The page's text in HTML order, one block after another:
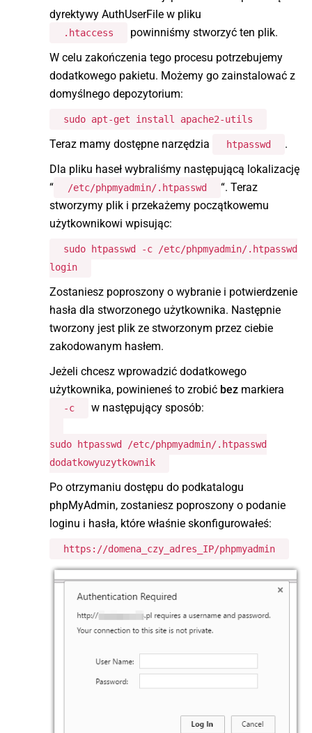
dyrektywy AuthUserFile w pliku
.htaccess
powinniśmy stworzyć ten plik.
W celu zakończenia tego procesu potrzebujemy
dodatkowego pakietu. Możemy go zainstalować z
domyślnego depozytorium:
sudo apt-get install apache2-utils
Teraz mamy dostępne narzędzia htpasswd
.
Dla pliku haseł wybraliśmy następującą lokalizację
“
/etc/phpmyadmin/.htpasswd
“. Teraz
stworzymy plik i przekażemy początkowemu
użytkownikowi wpisując:
sudo htpasswd -c /etc/phpmyadmin/.htpasswd
login
Zostaniesz poproszony o wybranie i potwierdzenie
hasła dla stworzonego użytkownika. Następnie
tworzony jest plik ze stworzonym przez ciebie
zakodowanym hasłem.
Jeżeli chcesz wprowadzić dodatkowego
użytkownika, powinieneś to zrobić bez markiera
-c w następujący sposób:
sudo htpasswd /etc/phpmyadmin/.htpasswd
dodatkowyuzytkownik
Po otrzymaniu dostępu do podkatalogu
phpMyAdmin, zostaniesz poproszony o podanie
loginu i hasła, które właśnie skonfigurowałeś:
https://domena_czy_adres_IP/phpmyadmin